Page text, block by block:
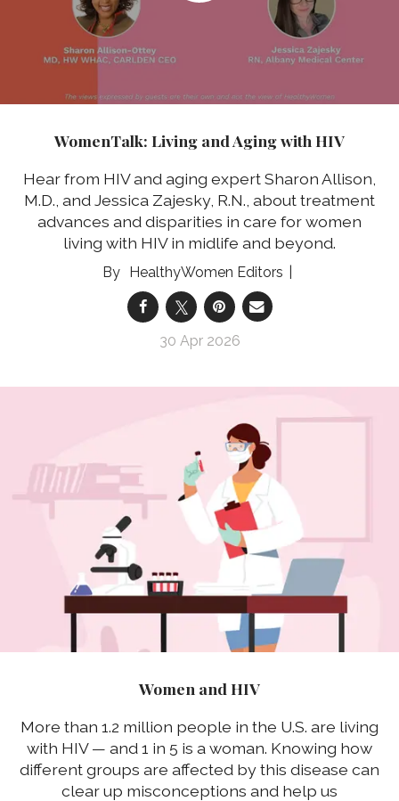
WomenTalk: Living and Aging with HIV
Hear from HIV and aging expert Sharon Allison,
M.D., and Jessica Zajesky, R.N., about treatment
advances and disparities in care for women
living with HIV in midlife and beyond.
HealthyWomen Editors
30 Apr 2026
Women and HIV
More than 1.2 million people in the U.S. are living
with HIV — and 1 in 5 is a woman. Knowing how
different groups are affected by this disease can
clear up misconceptions and help us